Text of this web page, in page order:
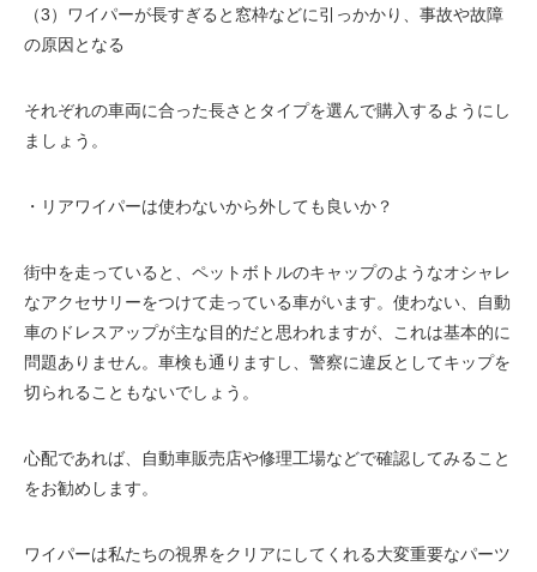
（3）ワイパーが長すぎると窓枠などに引っかかり、事故や故障
の原因となる
それぞれの車両に合った長さとタイプを選んで購入するようにし
ましょう。
・リアワイパーは使わないから外しても良いか？
街中を走っていると、ペットボトルのキャップのようなオシャレ
なアクセサリーをつけて走っている車がいます。使わない、自動
車のドレスアップが主な目的だと思われますが、これは基本的に
問題ありません。車検も通りますし、警察に違反としてキップを
切られることもないでしょう。
心配であれば、自動車販売店や修理工場などで確認してみること
をお勧めします。
ワイパーは私たちの視界をクリアにしてくれる大変重要なパーツ